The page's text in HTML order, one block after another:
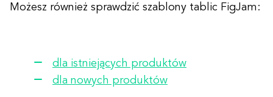
Możesz również sprawdzić szablony tablic FigJam:
dla istniejących produktów
dla nowych produktów